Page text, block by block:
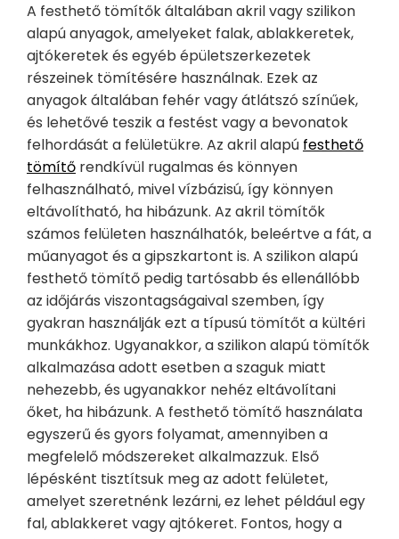
A festhető tömítők általában akril vagy szilikon
alapú anyagok, amelyeket falak, ablakkeretek,
ajtókeretek és egyéb épületszerkezetek
részeinek tömítésére használnak. Ezek az
anyagok általában fehér vagy átlátszó színűek,
és lehetővé teszik a festést vagy a bevonatok
felhordását a felületükre. Az akril alapú festhető
tömítő rendkívül rugalmas és könnyen
felhasználható, mivel vízbázisú, így könnyen
eltávolítható, ha hibázunk. Az akril tömítők
számos felületen használhatók, beleértve a fát,a
műanyagot és a gipszkartont is. A szilikon alapú
festhető tömítő pedig tartósabb és ellenállóbb
az időjárás viszontagságaival szemben, így
gyakran használják ezt a típusú tömítőt a kültéri
munkákhoz. Ugyanakkor, a szilikon alapú tömítők
alkalmazása adott esetben a szaguk miatt
nehezebb, és ugyanakkor nehéz eltávolítani
őket, ha hibázunk. A festhető tömítő használata
egyszerű és gyors folyamat, amennyiben a
megfelelő módszereket alkalmazzuk. Első
lépésként tisztítsuk meg az adott felületet,
amelyet szeretnénk lezárni, ez lehet például egy
fal, ablakkeret vagy ajtókeret. Fontos, hogy a